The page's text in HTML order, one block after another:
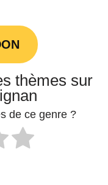
thèmes sur
de ce genre ?